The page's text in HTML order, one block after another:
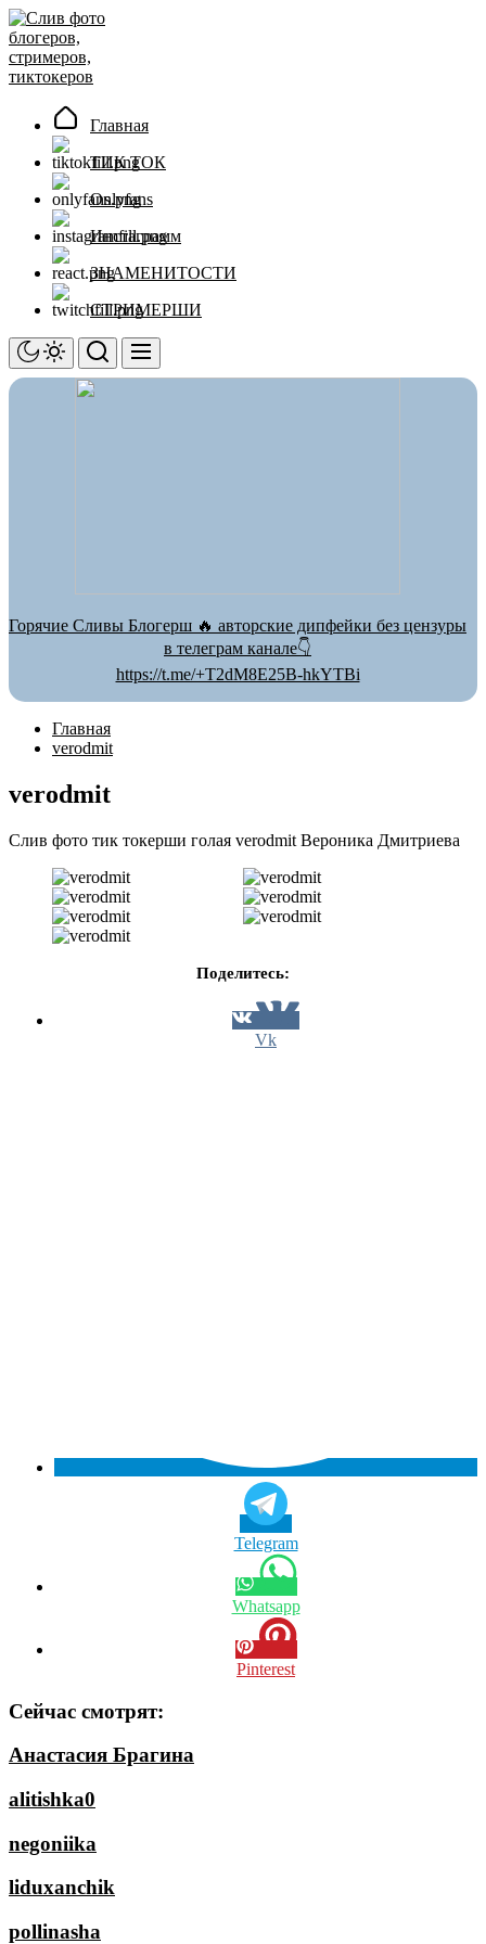
Перейти
к
содержимому
Главная
ТИК ТОК
Onlyfans
Инстаграмм
ЗНАМЕНИТОСТИ
СТРИМЕРШИ
Горячие Сливы Блогерш 🔥 авторские дипфейки без цензуры
в телеграм канале👇
https://t.me/+T2dM8E25B-hkYTBi
Главная
verodmit
verodmit
Слив фото тик токерши голая verodmit Вероника Дмитриева
Поделитесь:
Vk
Telegram
Whatsapp
Pinterest
Сейчас смотрят:
Анастасия Брагина
alitishka0
negoniika
liduxanchik
pollinasha